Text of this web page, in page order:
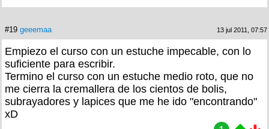
#19 geeemaa 13 jul 2011, 07:57
Empiezo el curso con un estuche impecable, con lo
suficiente para escribir.
Termino el curso con un estuche medio roto, que no
me cierra la cremallera de los cientos de bolis,
subrayadores y lapices que me he ido "encontrando"
xD